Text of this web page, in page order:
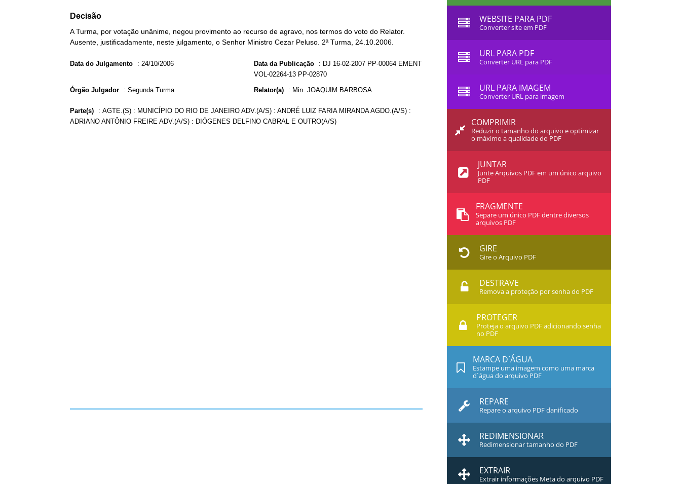
Decisão
A Turma, por votação unânime, negou provimento ao recurso de agravo, nos termos do voto do Relator.
Ausente, justificadamente, neste julgamento, o Senhor Ministro Cezar Peluso. 2ª Turma, 24.10.2006.
Data do Julgamento : 24/10/2006 Data da Publicação : DJ 16-02-2007 PP-00064 EMENT
VOL-02264-13 PP-02870
Órgão Julgador : Segunda Turma Relator(a) : Min. JOAQUIM BARBOSA
Parte(s) : AGTE.(S) : MUNICÍPIO DO RIO DE JANEIRO ADV.(A/S) : ANDRÉ LUIZ FARIA MIRANDA AGDO.(A/S) :
ADRIANO ANTÔNIO FREIRE ADV.(A/S) : DIÓGENES DELFINO CABRAL E OUTRO(A/S)
WEBSITE PARA PDF
Converter site em PDF
URL PARA PDF
Converter URL para PDF
URL PARA IMAGEM
Converter URL para imagem
COMPRIMIR
Reduzir o tamanho do arquivo e optimizar
o máximo a qualidade do PDF
JUNTAR
Junte Arquivos PDF em um único arquivo
PDF
FRAGMENTE
Separe um único PDF dentre diversos
arquivos PDF
GIRE
Gire o Arquivo PDF
DESTRAVE
Remova a proteção por senha do PDF
PROTEGER
Proteja o arquivo PDF adicionando senha
no PDF
MARCA D`ÁGUA
Estampe uma imagem como uma marca
d`água do arquivo PDF
REPARE
Repare o arquivo PDF danificado
REDIMENSIONAR
Redimensionar tamanho do PDF
EXTRAIR
Extrair informações Meta do arquivo PDF